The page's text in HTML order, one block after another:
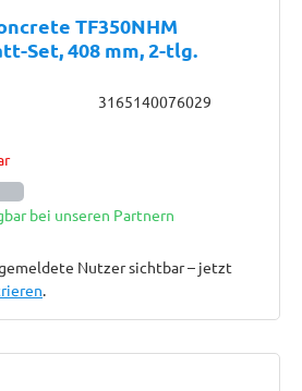
TF350NHM
Set, 408 mm, 2-tlg.
3165140076029
bei unseren Partnern
Nutzer sichtbar – jetzt
.